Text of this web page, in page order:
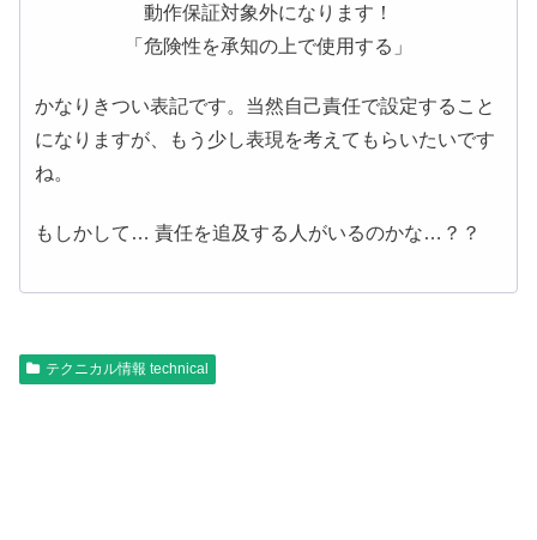
動作保証対象外になります！
「危険性を承知の上で使用する」
かなりきつい表記です。当然自己責任で設定すること
になりますが、もう少し表現を考えてもらいたいです
ね。
もしかして… 責任を追及する人がいるのかな…？？
テクニカル情報 technical